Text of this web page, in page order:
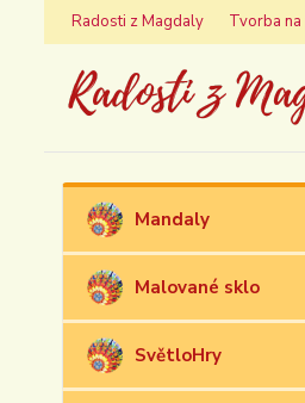
Radosti z Magdaly Tvorba
Mandaly
Malované sklo
SvětloHry